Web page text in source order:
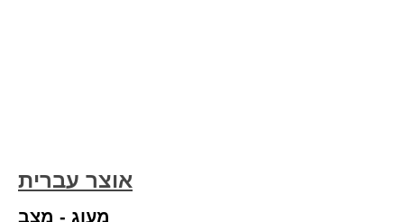
אוצר עברית
מעוג - מצב